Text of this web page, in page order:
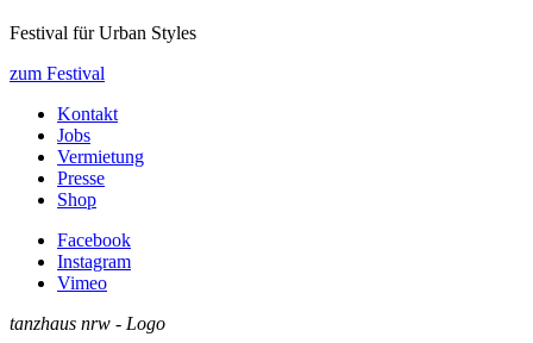
Festival für Urban Styles
zum Festival
Kontakt
Jobs
Vermietung
Presse
Shop
Facebook
Instagram
Vimeo
tanzhaus nrw - Logo